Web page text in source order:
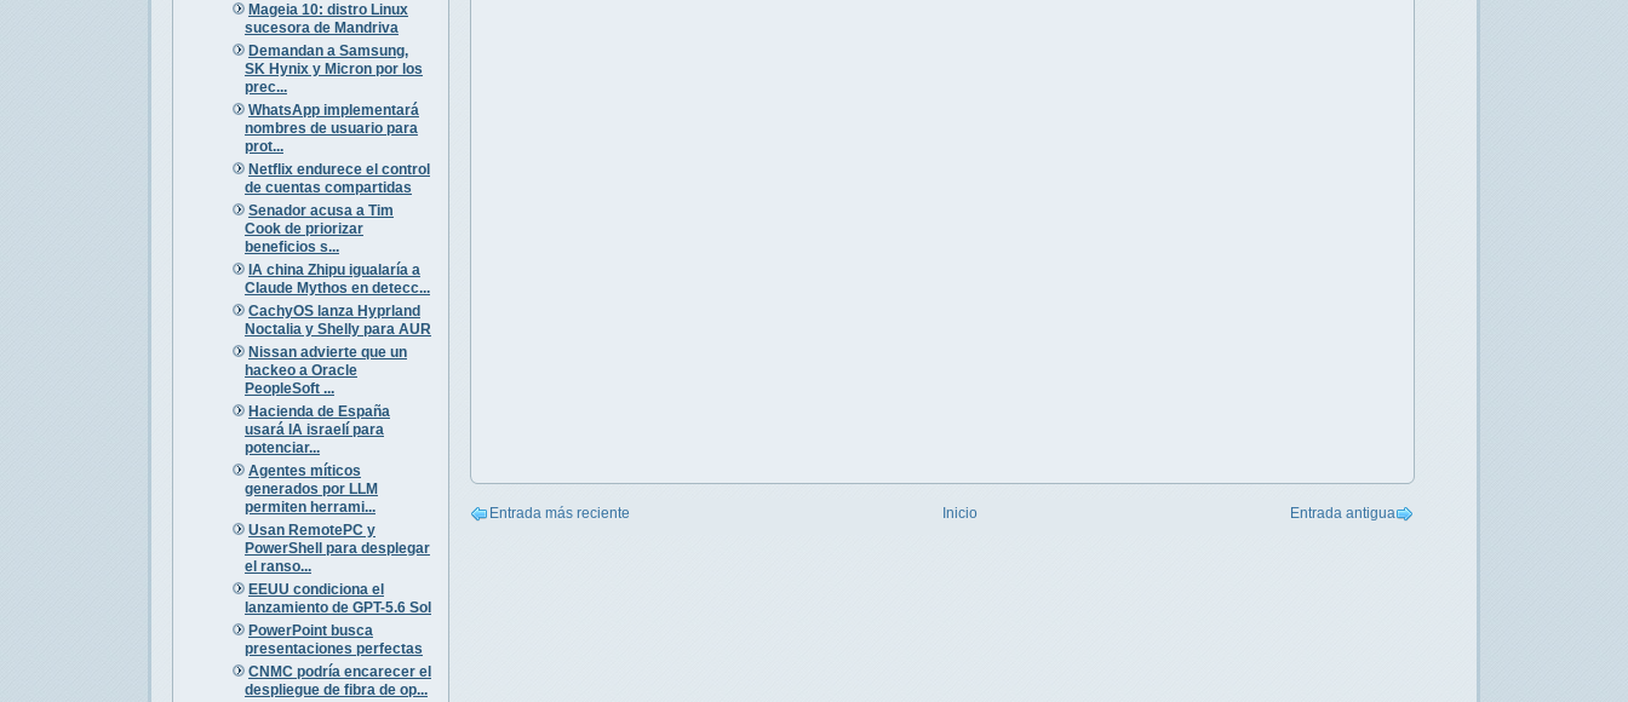
Mageia 10: distro Linux
sucesora de Mandriva
Demandan a Samsung,
SK Hynix y Micron por los
prec...
WhatsApp implementará
nombres de usuario para
prot...
Netflix endurece el control
de cuentas compartidas
Senador acusa a Tim
Cook de priorizar
beneficios s...
IA china Zhipu igualaría a
Claude Mythos en detecc...
CachyOS lanza Hyprland
Noctalia y Shelly para AUR
Nissan advierte que un
hackeo a Oracle
PeopleSoft ...
Hacienda de España
usará IA israelí para
potenciar...
Agentes míticos
generados por LLM
permiten herrami...
Usan RemotePC y
PowerShell para desplegar
el ranso...
EEUU condiciona el
lanzamiento de GPT-5.6 Sol
PowerPoint busca
presentaciones perfectas
CNMC podría encarecer el
despliegue de fibra de op...
Entrada más reciente Entrada antigua
Inicio